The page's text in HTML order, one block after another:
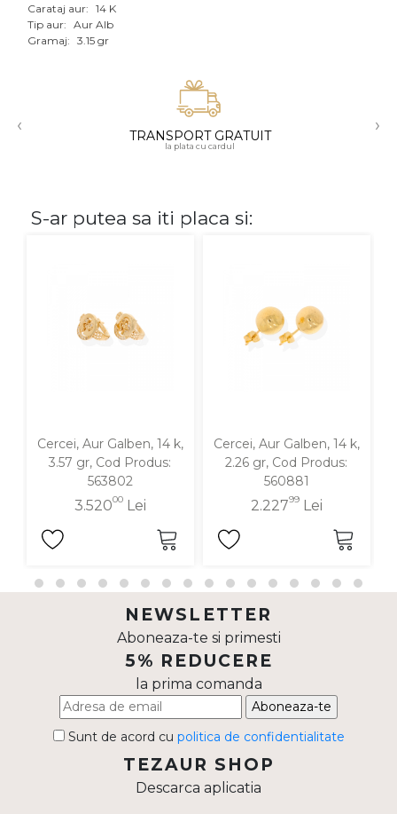
Aur mixt
18K
Carataj aur: 14 K
Tip aur: Aur Alb
Gramaj: 3.15 gr
‹ TRANSPORT GRATUIT
la plata cu cardul
›
S-ar putea sa iti placa si:
Cercei, Aur Galben, 14 k,
3.57 gr, Cod Produs:
563802
3.52000Lei
Cercei, Aur Galben, 14 k,
2.26 gr, Cod Produs:
560881
2.22799Lei
NEWSLETTER
Aboneaza-te si primesti
5% REDUCERE
la prima comanda
Aboneaza-te
Sunt de acord cu politica de confidentialitate
TEZAUR SHOP
Descarca aplicatia